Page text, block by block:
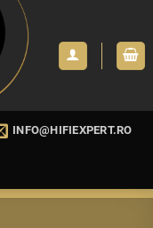
INFO@HIFIEXPERT.RO